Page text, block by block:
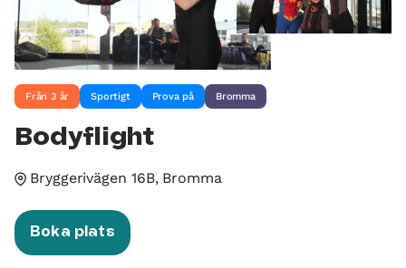
Från 3 år Sportigt Prova på Bromma
Bodyflight
Bryggerivägen 16B, Bromma
Boka plats